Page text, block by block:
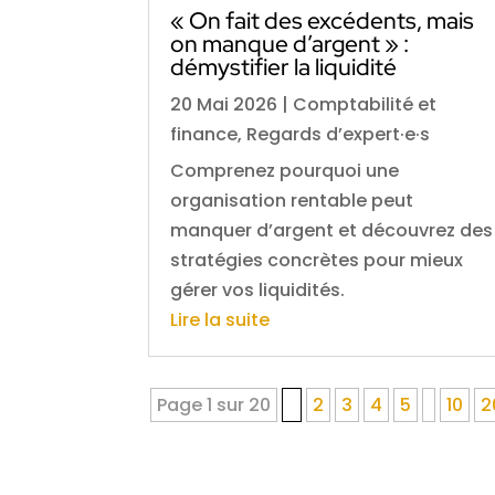
« On fait des excédents, mais
on manque d’argent » :
démystifier la liquidité
20 Mai 2026 | Comptabilité et
finance, Regards d’expert·e·s
Comprenez pourquoi une
organisation rentable peut
manquer d’argent et découvrez des
stratégies concrètes pour mieux
gérer vos liquidités.
Lire la suite
Page 1 sur 20 2 3 4 5 10